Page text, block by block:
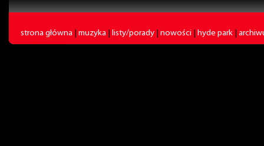
strona główna muzyka listy/porady nowości hyde park